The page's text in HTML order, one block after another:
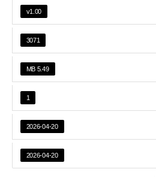
v1.00
3071
5.49 MB
1
2026-04-20
2026-04-20